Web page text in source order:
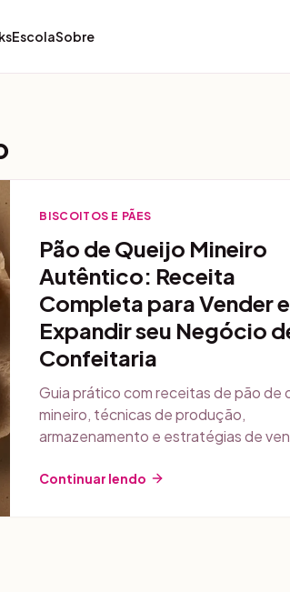
EscolaSobre
BISCOITOS E PÃES
Pão de Queijo Mineiro
Autêntico: Receita
Completa para Vender e
Expandir seu Negócio
Confeitaria
Guia prático com receitas de pão de
mineiro, técnicas de produção,
armazenamento e estratégias de
Continuar lendo